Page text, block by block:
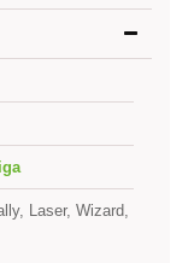
Laser, Wizard,